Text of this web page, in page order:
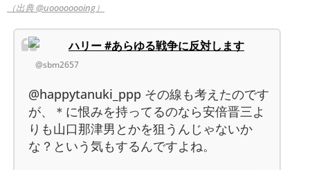
（出典 @uoooooooing）
ハリー #あらゆる戦争に反対します
@sbm2657
@happytanuki_ppp その線も考えたのです
が、＊に恨みを持ってるのなら安倍晋三よ
りも山口那津男とかを狙うんじゃないか
な？という気もするんですよね。